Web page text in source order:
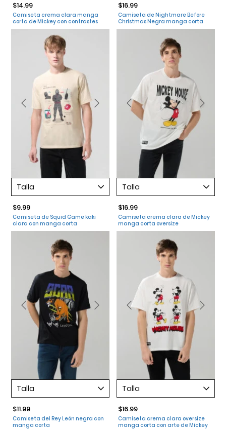
$14.99
Camiseta crema clara manga
corta de Mickey con contrastes
$16.99
Camiseta de Nightmare Before
Christmas Negra manga corta
Talla
$9.99
Camiseta de Squid Game kaki
clara con manga corta
Talla
$16.99
Camiseta crema clara de Mickey
manga corta oversize
Talla
$11.99
Camiseta del Rey León negra con
manga corta
Talla
$16.99
Camiseta crema clara oversize
manga corta con arte de Mickey